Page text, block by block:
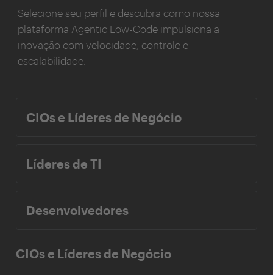
Selecione seu perfil e descubra como nossa
plataforma Agentic Low-Code impulsiona a
inovação com velocidade, controle e
escalabilidade.
CIOs e Líderes de Negócio
Líderes de TI
Desenvolvedores
CIOs e Líderes de Negócio